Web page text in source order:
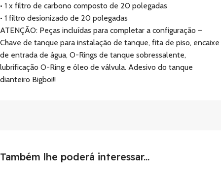
• 1 x filtro de carbono composto de 20 polegadas
• 1 filtro desionizado de 20 polegadas
ATENÇÃO: Peças incluídas para completar a configuração –
Chave de tanque para instalação de tanque, fita de piso, encaixe
de entrada de água, O-Rings de tanque sobressalente,
lubrificação O-Ring e óleo de válvula. Adesivo do tanque
dianteiro Bigboi!!
Também lhe poderá interessar...